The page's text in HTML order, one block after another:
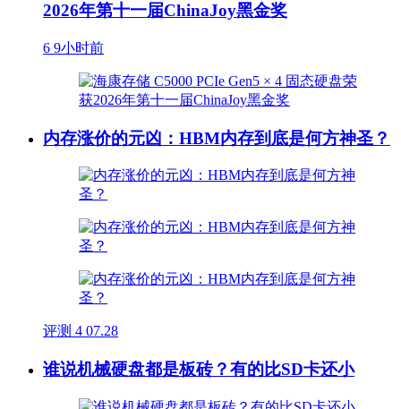
2026年第十一届ChinaJoy黑金奖
6 9小时前
内存涨价的元凶：HBM内存到底是何方神圣？
评测 4 07.28
谁说机械硬盘都是板砖？有的比SD卡还小